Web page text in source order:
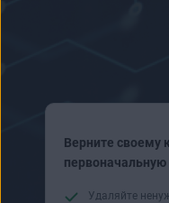
Верните своему
первоначальную
Удаляйте